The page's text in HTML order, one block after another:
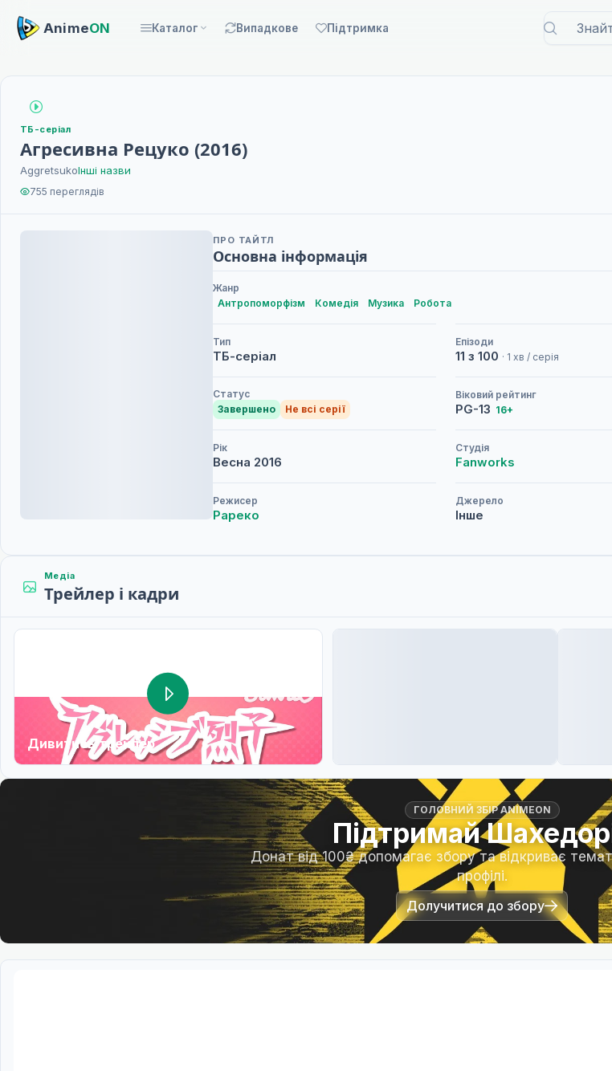
AnimeON Каталог Випадкове Підтримка
ТБ-серіал
Агресивна Рецуко (2016)
AggretsukoІнші назви
755 переглядів
ПРО ТАЙТЛ
Основна інформація
Жанр
Антропоморфізм
Комедія Музика Робота
Тип
ТБ-серіал
Епізоди
11 з 100 · 1 хв / серія
Статус
Завершено
Не всі серії
Віковий рейтинг
PG-13 16+
Рік
Весна 2016
Студія
Fanworks
Режисер
Рареко
Джерело
Інше
Медіа
Трейлер і кадри
Дивитись трейлер
ГОЛОВНИЙ ЗБІР ANIMEON
Підтримай
Донат від 100₴ допомагає збору та відкриває
профілі.
Долучитися до збору